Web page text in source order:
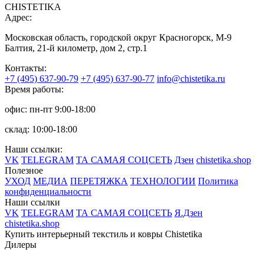
CHISTETIKA
Адрес:
Московская область, городской округ Красногорск, М-9
Балтия, 21-й километр, дом 2, стр.1
Контакты:
+7 (495) 637-90-79 +7 (495) 637-90-77 info@chistetika.ru
Время работы:
офис: пн-пт 9:00-18:00
склад: 10:00-18:00
Наши ссылки:
VK TELEGRAM ТА САМАЯ СОЦСЕТЬ Дзен chistetika.shop
Полезное
УХОД МЕДИА ПЕРЕТЯЖКА ТЕХНОЛОГИИ Политика
конфиденциальности
Наши ссылки
VK TELEGRAM ТА САМАЯ СОЦСЕТЬ Я.Дзен
chistetika.shop
Купить интерьерный текстиль и ковры Chistetika
Дилеры